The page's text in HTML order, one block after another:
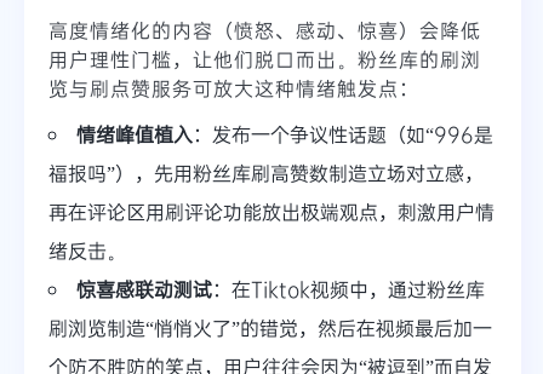
高度情绪化的内容（愤怒、感动、惊喜）会降低
用户理性门槛，让他们脱口而出。粉丝库的刷浏
览与刷点赞服务可放大这种情绪触发点：
情绪峰值植入 ：发布一个争议性话题（如“996是
福报吗”），先用粉丝库刷高赞数制造立场对立感，
再在评论区用刷评论功能放出极端观点，刺激用户情
绪反击。
惊喜感联动测试：在Tiktok视频中，通过粉丝库
刷浏览制造“悄悄火了”的错觉，然后在视频最后加一
个防不胜防的笑点，用户往往会因为“被逗到”而自发